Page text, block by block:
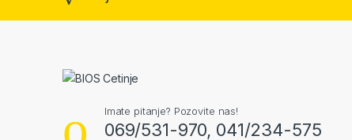
Imate pitanje? Pozovite nas!
069/531-970, 041/234-575